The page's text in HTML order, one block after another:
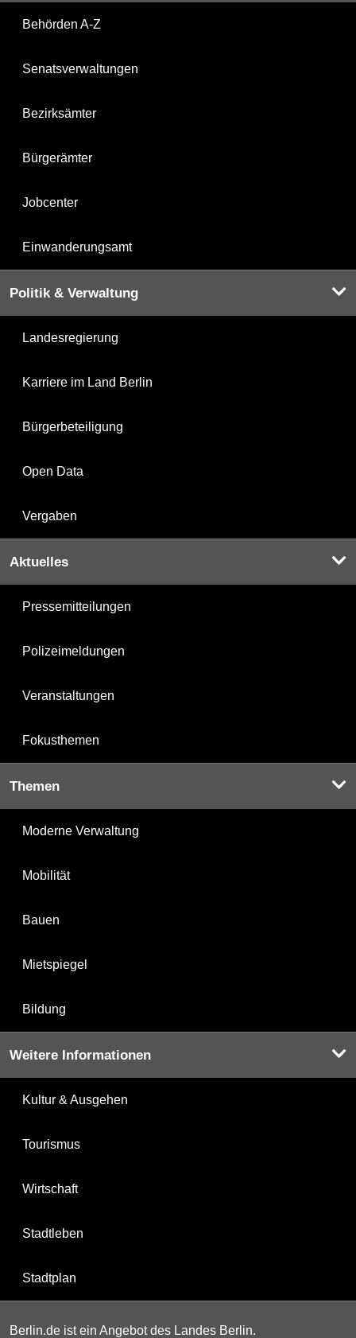
Behörden A-Z
Senatsverwaltungen
Bezirksämter
Bürgerämter
Jobcenter
Einwanderungsamt
Politik & Verwaltung
Landesregierung
Karriere im Land Berlin
Bürgerbeteiligung
Open Data
Vergaben
Aktuelles
Pressemitteilungen
Polizeimeldungen
Veranstaltungen
Fokusthemen
Themen
Moderne Verwaltung
Mobilität
Bauen
Mietspiegel
Bildung
Weitere Informationen
Kultur & Ausgehen
Tourismus
Wirtschaft
Stadtleben
Stadtplan
Berlin.de ist ein Angebot des Landes Berlin.